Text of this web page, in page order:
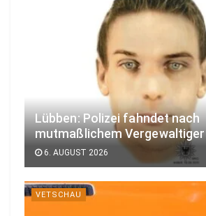
Lübben: Polizei fahndet nach
mutmaßlichem Vergewaltiger
6. AUGUST 2026
VETSCHAU